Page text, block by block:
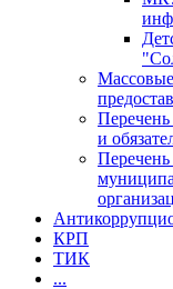
и
Перечень
КРП
ТИК
...